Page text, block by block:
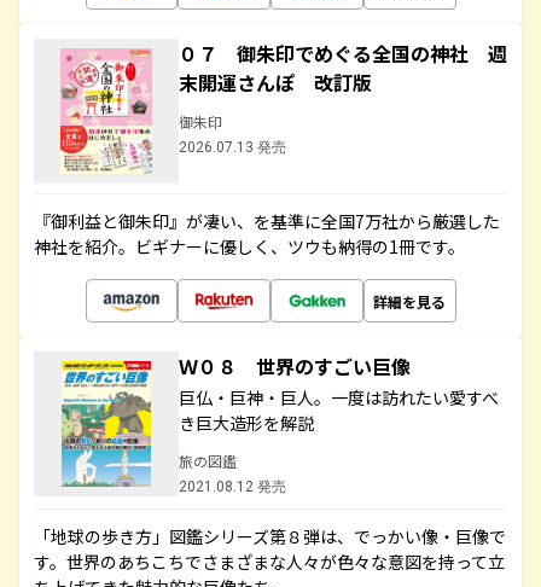
０７ 御朱印でめぐる全国の神社 週
末開運さんぽ 改訂版
御朱印
2026.07.13 発売
『御利益と御朱印』が凄い、を基準に全国7万社から厳選した
神社を紹介。ビギナーに優しく、ツウも納得の1冊です。
詳細を見る
Ｗ０８ 世界のすごい巨像
巨仏・巨神・巨人。一度は訪れたい愛すべ
き巨大造形を解説
旅の図鑑
2021.08.12 発売
「地球の歩き方」図鑑シリーズ第８弾は、でっかい像・巨像で
す。世界のあちこちでさまざまな人々が色々な意図を持って立